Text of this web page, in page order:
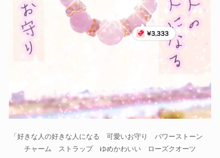
「好きな人の好きな人になる 可愛いお守り パワーストーン
チャーム ストラップ ゆめかわいい ローズクオーツ